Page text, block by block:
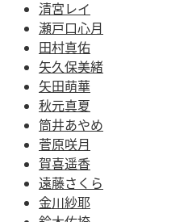
清宮レイ
瀬戸口心月
田村真佑
矢久保美緒
矢田萌華
秋元真夏
筒井あやめ
菅原咲月
賀喜遥香
遠藤さくら
金川紗耶